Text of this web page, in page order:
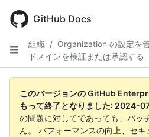
main
content
GitHub Docs
組織 / Organization の設定を
ドメインを検証または承認する
このバージョンの GitHub
もって終了となりました: 2024-
の問題に対してであっても、パッ
ん。 パフォーマンスの向上、セ